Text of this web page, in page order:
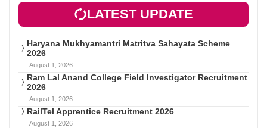
LATEST UPDATE
Haryana Mukhyamantri Matritva Sahayata Scheme
2026
August 1, 2026
Ram Lal Anand College Field Investigator Recruitment
2026
August 1, 2026
RailTel Apprentice Recruitment 2026
August 1, 2026